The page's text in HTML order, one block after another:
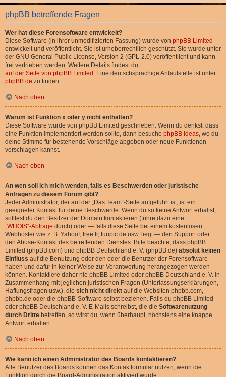
phpBB betreffende Fragen
Wer hat diese Forensoftware entwickelt?
Diese Software (in ihrer unmodifizierten Fassung) wurde von phpBB Limited
entwickelt und veröffentlicht. Sie ist urheberrechtlich geschützt. Sie wurde unter
der GNU General Public License, Version 2 (GPL-2.0) veröffentlicht und kann
frei vertrieben werden. Weitere Details findest du
auf der Seite von phpBB Limited . Eine deutschsprachige Anlaufstelle ist unter
phpBB.de zu finden.
Nach oben
Warum ist Funktion x oder y nicht enthalten?
Diese Software wurde von phpBB Limited geschrieben. Wenn du denkst, dass
eine Funktion implementiert werden sollte, dann besuche phpBB Ideas, wo du
deine Stimme für bestehende Vorschläge abgeben oder neue Funktionen
vorschlagen kannst.
Nach oben
An wen soll ich mich wenden, falls es Beschwerden oder juristische
Anfragen zu diesem Forum gibt?
Jeder Administrator, der auf der „Das Team“-Seite aufgeführt ist, ist ein
geeigneter Kontakt für deine Beschwerde. Wenn du so keine Antwort erhältst,
solltest du den Besitzer der Domain kontaktieren (führe dazu eine
„WHOIS“-Abfrage durch) oder — falls diese Seite bei einem kostenlosen
Webhoster wie z. B. Yahoo!, free.fr, funpic.de usw. liegt — den Support oder
den Abuse-Kontakt des betreffenden Dienstes. Bitte beachte, dass phpBB
Limited (phpBB.com) und phpBB Deutschland e. V. (phpBB.de) absolut keinen
Einfluss auf die Benutzung oder den oder die Benutzer der Forensoftware
haben und dafür in keiner Weise zur Verantwortung herangezogen werden
können. Kontaktiere daher nie phpBB Limited oder phpBB Deutschland e. V. in
Zusammenhang mit jeglichen juristischen Fragen (Unterlassungserklärungen,
Haftungsfragen usw.), die sich nicht direkt auf die Websiten phpbb.com,
phpbb.de oder die phpBB-Software selbst beziehen. Falls du phpBB Limited
oder phpBB Deutschland e. V. E-Mails schreibst, die die Softwarenutzung
durch Dritte betreffen, so wirst du, wenn überhaupt, höchstens eine knappe
Antwort erhalten.
Nach oben
Wie kann ich einen Administrator des Boards kontaktieren?
Alle Benutzer des Boards können das Kontaktformular nutzen, wenn die
Funktion durch die Board-Administration aktiviert wurde.